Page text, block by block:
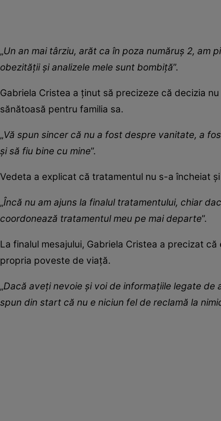
„Un an mai târziu, arăt ca în poza număruș 2, am
obezității și analizele mele sunt bombiță”.
Gabriela Cristea a ținut să precizeze că decizia
sănătoasă pentru familia sa.
„Vă spun sincer că nu a fost despre vanitate, a
și să fiu bine cu mine”.
Vedeta a explicat că tratamentul nu s-a încheiat
„Încă nu am ajuns la finalul tratamentului, chiar
coordonează tratamentul meu pe mai departe”.
La finalul mesajului, Gabriela Cristea a precizat
propria poveste de viață.
„Dacă aveți nevoie și voi de informațiile legate de
spun din start că nu e niciun fel de reclamă la